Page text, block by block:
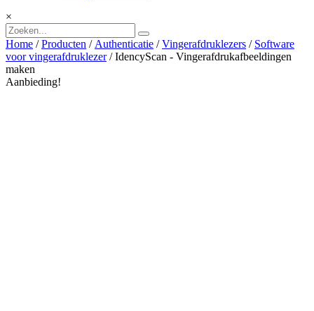
×
Home /Producten /Authenticatie /Vingerafdruklezers / Software
voor vingerafdruklezer/ IdencyScan - Vingerafdrukafbeeldingen
maken
Aanbieding!